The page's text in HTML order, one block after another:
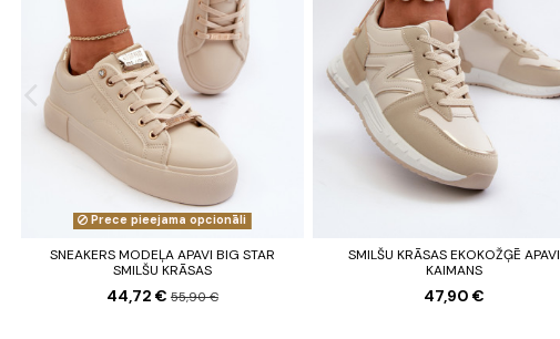
Prece pieejama opcionāli
SNEAKERS MODEĻA APAVI BIG STAR
SMILŠU KRĀSAS
44,72 € 55,90 €
SMILŠU KRĀSAS EKOKOŽĢĒ APAVI
KAIMANS
47,90 €